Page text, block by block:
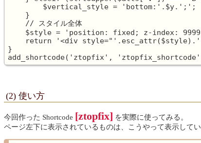
        $vertical_style = 'bottom:'.$y.';';
    }
    // スタイル全体
$style = 'position: fixed; z-index:
return '<div
}
(2) 使い方
今回作った Shortcode [ztopfix] を実際に使ってみる。
ページ左下に表示されているものは、こうやって表示してい